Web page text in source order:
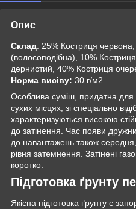
Опис
Склад: 25% Костриця
(волосоподібна), 10%
дернистий, 40% Костриця
Норма висіву: 30 г/м2.
Особлива суміш, придатна для
сухих місцях, зі спеціально
характеризуються високою
до затінення. Час появи
до навантажень також середня,
рівня затемнення. Затінені
коротко.
Підготовка ґрунту
Якісна підготовка ґрунту є